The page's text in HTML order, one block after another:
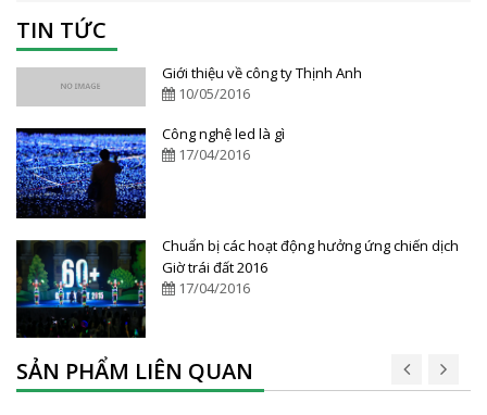
TIN TỨC
Giới thiệu về công ty Thịnh Anh
10/05/2016
Công nghệ led là gì
17/04/2016
Chuẩn bị các hoạt động hưởng ứng chiến dịch
Giờ trái đất 2016
17/04/2016
SẢN PHẨM LIÊN QUAN